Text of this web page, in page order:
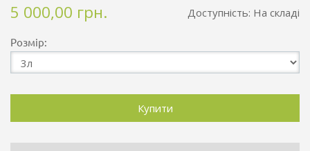
Доступність: На складі
5 000,00 грн.
Розмір: